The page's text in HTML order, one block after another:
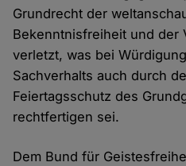
Grundrecht der
Bekenntnisfreiheit und der
verletzt, was bei
Sachverhalts auch durch
Feiertagsschutz des
rechtfertigen sei.
Dem Bund für